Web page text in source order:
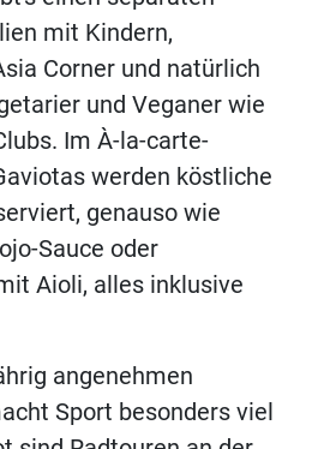
mit Kindern,
Corner und natürlich
und Veganer wie
Im À-la-carte-
werden köstliche
genauso wie
Sauce oder
Aioli, alles inklusive
angenehmen
Sport besonders viel